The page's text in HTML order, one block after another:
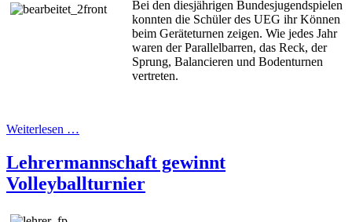
Bei den diesjährigen Bundesjugendspielen
konnten die Schüler des UEG ihr Können
beim Geräteturnen zeigen. Wie jedes Jahr
waren der Parallelbarren, das Reck, der
Sprung, Balancieren und Bodenturnen
vertreten.
Weiterlesen …
Lehrermannschaft gewinnt
Volleyballturnier